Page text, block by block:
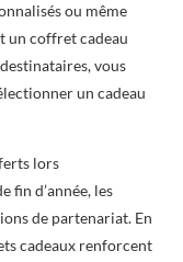
ou même
un coffret cadeau
vous
un cadeau
lors
fin d’année, les
de partenariat. En
cadeaux renforcent